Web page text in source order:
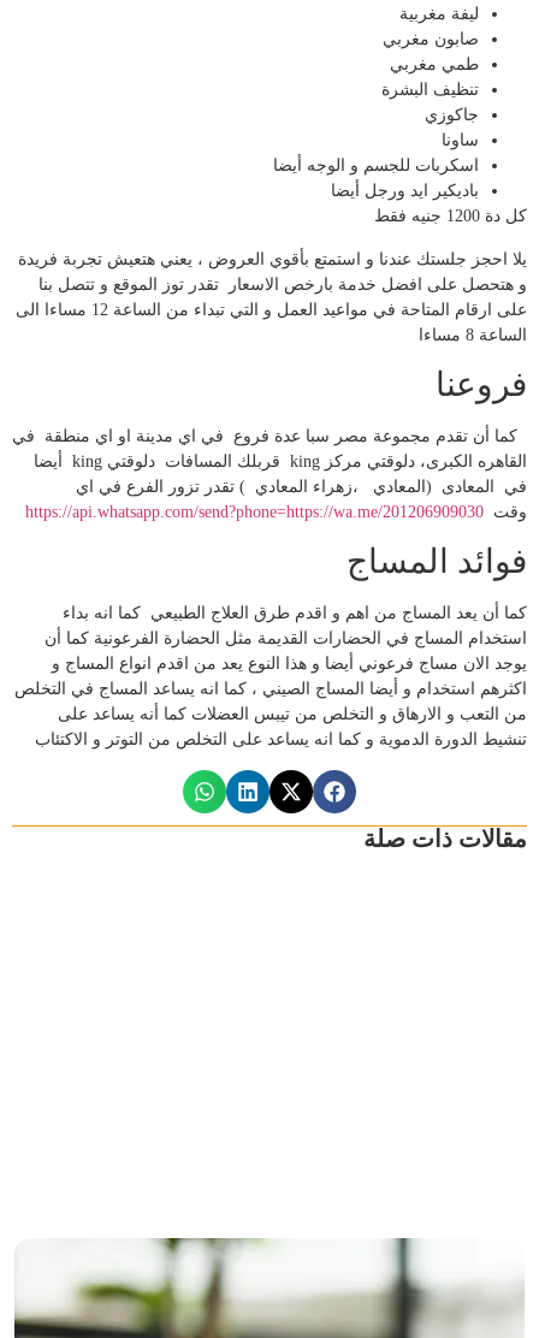
ليفة مغربية
صابون مغربي
طمي مغربي
تنظيف البشرة
جاكوزي
ساونا
اسكربات للجسم و الوجه أيضا
باديكير ايد ورجل أيضا
كل دة 1200 جنيه فقط
يلا احجز جلستك عندنا و استمتع بأقوي العروض ، يعني هتعيش تجربة فريدة
و هتحصل على افضل خدمة بارخص الاسعار تقدر توز الموقع و تتصل بنا
على ارقام المتاحة في مواعيد العمل و التي تبداء من الساعة 12 مساءا الى
الساعة 8 مساءا
فروعنا
كما أن تقدم مجموعة مصر سبا عدة فروع في اي مدينة او اي منطقة في
القاهره الكبرى، دلوقتي مركز king قربلك المسافات دلوقتي king أيضا
في المعادى (المعادي ،زهراء المعادي ) تقدر تزور الفرع في اي
وقت https://api.whatsapp.com/send?phone=https://wa.me/201206909030
فوائد المساج
كما أن يعد المساج من اهم و اقدم طرق العلاج الطبيعي كما انه بداء
استخدام المساج في الحضارات القديمة مثل الحضارة الفرعونية كما أن
يوجد الان مساج فرعوني أيضا و هذا النوع يعد من اقدم انواع المساج و
اكثرهم استخدام و أيضا المساج الصيني ، كما انه يساعد المساج في التخلص
من التعب و الارهاق و التخلص من تيبس العضلات كما أنه يساعد على
تنشيط الدورة الدموية و كما انه يساعد على التخلص من التوتر و الاكتئاب
مقالات ذات صلة